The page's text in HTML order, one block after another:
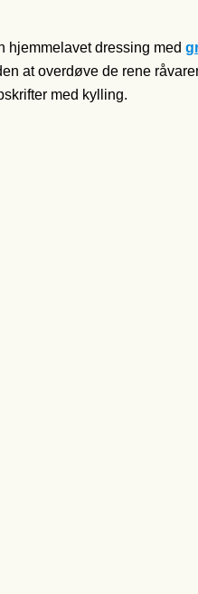
hjemmelavet dressing med
at overdøve de rene
med kylling.